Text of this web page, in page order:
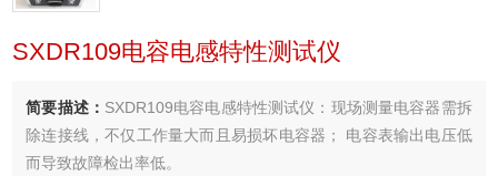
SXDR109电容电感特性测试仪
简要描述： SXDR109电容电感特性测试仪：现场测量电容器需拆
除连接线，不仅工作量大而且易损坏电容器； 电容表输出电压低
而导致故障检出率低。